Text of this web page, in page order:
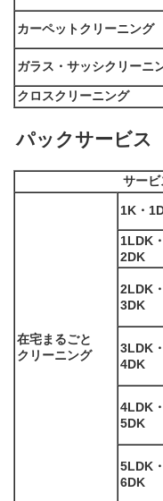
カーペットクリーニング
ガラス・サッシクリーニ
クロスクリーニング
パックサービス
サービ
在宅まるごと
クリーニング
1K・
1LDK・
2DK
2LDK・
3DK
3LDK・
4DK
4LDK・
5DK
5LDK・
6DK